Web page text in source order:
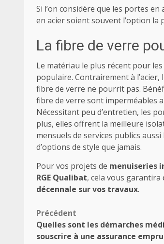
Si l’on considère que les portes
en acier soient souvent l’option la
La fibre de verre
Le matériau le plus récent pour
populaire. Contrairement à
fibre de verre ne pourrit pas.
fibre de verre sont imperméables
Nécessitant peu d’entretien, les
plus, elles offrent la meilleure
mensuels de services publics
d’options de style que jamais.
Pour vos projets de menuiseries
RGE Qualibat, cela vous garantira
décennale sur vos travaux.
Navigation
d’article
Précédent
Quelles sont les démarches
souscrire à une assurance